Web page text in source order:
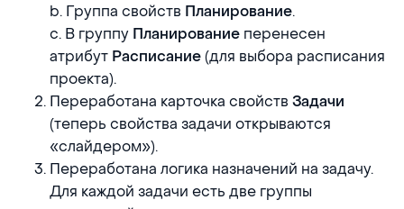
b. Группа свойств Планирование.
c. В группу Планирование перенесен
атрибут Расписание (для выбора расписания
проекта).
Переработана карточка свойствЗадачи
(теперь свойства задачи открываются
«слайдером»).
Переработана логика назначений на задачу.
Для каждой задачи есть две группы